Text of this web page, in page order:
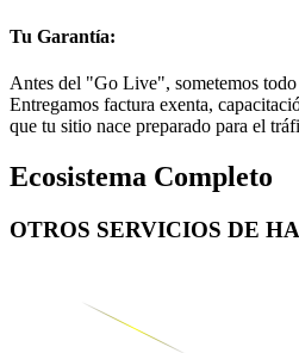
Tu Garantía:
Antes del "Go Live", sometemos todo
Entregamos factura exenta,
que tu sitio nace preparado para el
Ecosistema Completo
OTROS SERVICIOS DE